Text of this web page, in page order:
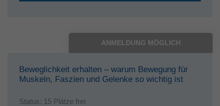
ANMELDUNG MÖGLICH
Beweglichkeit erhalten – warum Bewegung für
Muskeln, Faszien und Gelenke so wichtig ist
Status: 15 Plätze frei